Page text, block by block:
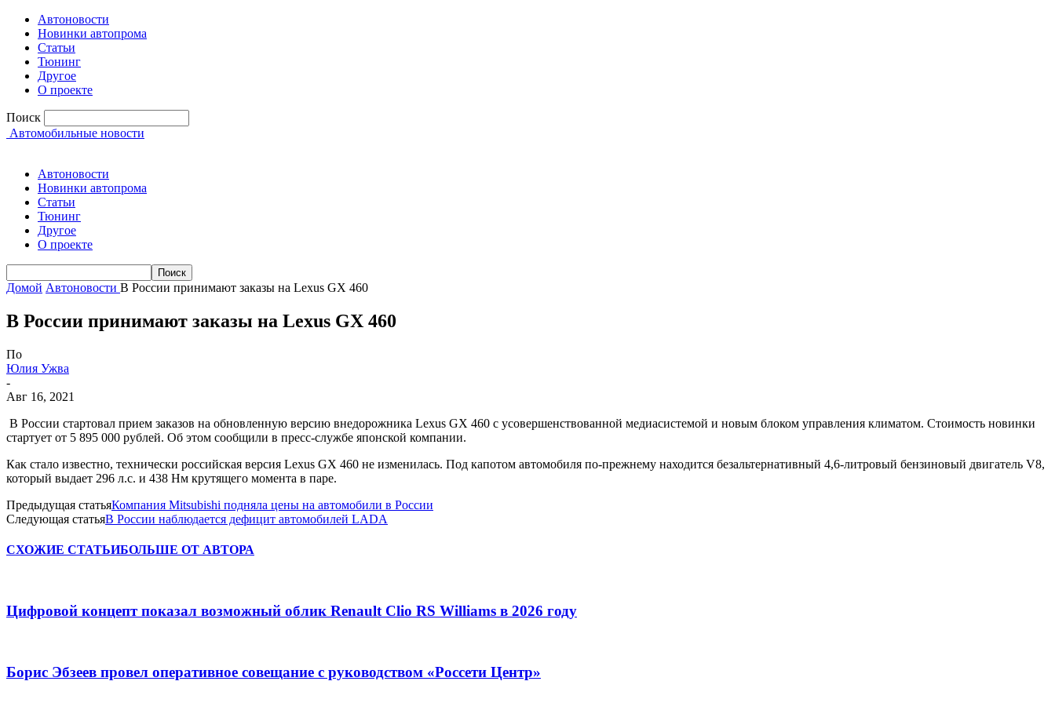
Автоновости
Новинки автопрома
Статьи
Тюнинг
Другое
О проекте
Поиск
Автомобильные новости
Автоновости
Новинки автопрома
Статьи
Тюнинг
Другое
О проекте
Домой Автоновости В России принимают заказы на Lexus GX 460
В России принимают заказы на Lexus GX 460
По
Юлия Ужва
-
Авг 16, 2021
В России стартовал прием заказов на обновленную версию внедорожника Lexus GX 460 с усовершенствованной медиасистемой и новым блоком управления климатом. Стоимость новинки
стартует от 5 895 000 рублей. Об этом сообщили в пресс-службе японской компании.
Как стало известно, технически российская версия Lexus GX 460 не изменилась. Под капотом автомобиля по-прежнему находится безальтернативный 4,6-литровый бензиновый двигатель V8,
который выдает 296 л.с. и 438 Нм крутящего момента в паре.
Предыдущая статьяКомпания Mitsubishi подняла цены на автомобили в России
Следующая статьяВ России наблюдается дефицит автомобилей LADA
СХОЖИЕ СТАТЬИБОЛЬШЕ ОТ АВТОРА
Цифровой концепт показал возможный облик Renault Clio RS Williams в 2026 году
Борис Эбзеев провел оперативное совещание с руководством «Россети Центр»